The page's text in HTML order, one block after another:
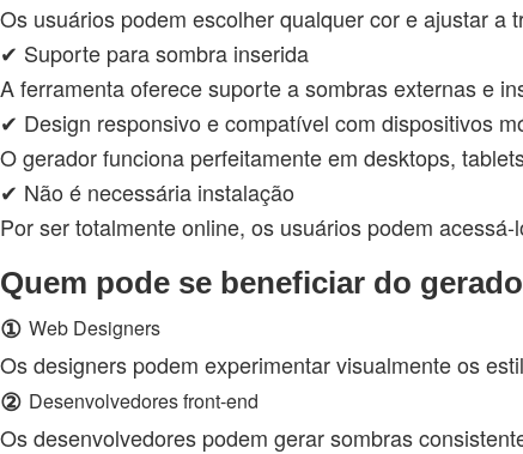
Os usuários podem escolher qualquer cor e ajustar
✔ Suporte para sombra inserida
A ferramenta oferece suporte a sombras externas e
✔ Design responsivo e compatível com dispositivos
O gerador funciona perfeitamente em desktops,
✔ Não é necessária instalação
Por ser totalmente online, os usuários podem
Quem pode se beneficiar do
① Web Designers
Os designers podem experimentar visualmente os
② Desenvolvedores front-end
Os desenvolvedores podem gerar sombras